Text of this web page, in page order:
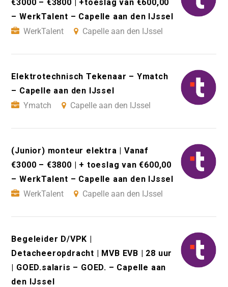
€3000 – €3800 | +toeslag van €600,00
– WerkTalent – Capelle aan den IJssel
WerkTalent
Capelle aan den IJssel
Elektrotechnisch Tekenaar – Ymatch
– Capelle aan den IJssel
Ymatch
Capelle aan den IJssel
(Junior) monteur elektra | Vanaf
€3000 – €3800 | + toeslag van €600,00
– WerkTalent – Capelle aan den IJssel
WerkTalent
Capelle aan den IJssel
Begeleider D/VPK |
Detacheeropdracht | MVB EVB | 28 uur
| GOED.salaris – GOED. – Capelle aan
den IJssel